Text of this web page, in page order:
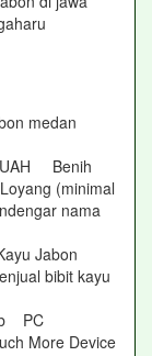
medan
Benih
(minimal
nama
Jabon
bibit kayu
PC
More Device